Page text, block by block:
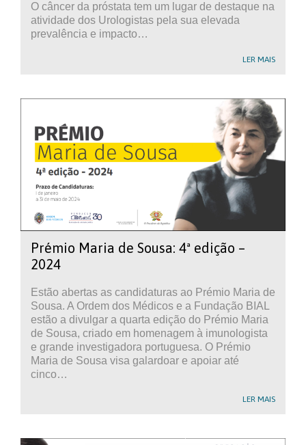
O câncer da próstata tem um lugar de destaque na
atividade dos Urologistas pela sua elevada
prevalência e impacto…
LER MAIS
Prémio Maria de Sousa: 4ª edição –
2024
Estão abertas as candidaturas ao Prémio Maria de
Sousa. A Ordem dos Médicos e a Fundação BIAL
estão a divulgar a quarta edição do Prémio Maria
de Sousa, criado em homenagem à imunologista
e grande investigadora portuguesa. O Prémio
Maria de Sousa visa galardoar e apoiar até
cinco…
LER MAIS